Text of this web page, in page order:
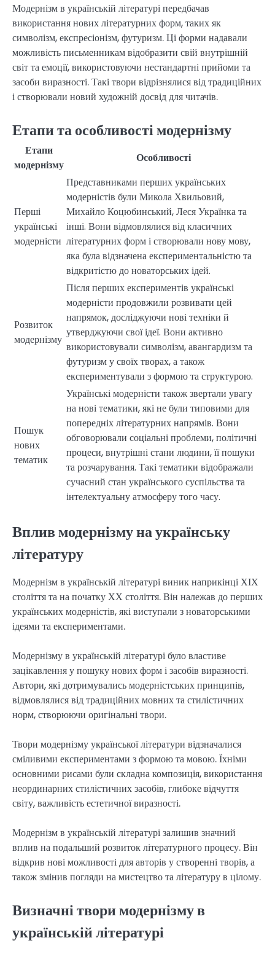
Модернізм в українській літературі передбачав
використання нових літературних форм, таких як
символізм, експресіонізм, футуризм. Ці форми надавали
можливість письменникам відобразити свій внутрішній
світ та емоції, використовуючи нестандартні прийоми та
засоби виразності. Такі твори відрізнялися від традиційних
і створювали новий художній досвід для читачів.
Етапи та особливості модернізму
Етапи
модернізму
Особливості
Перші
українські
модерністи
Представниками перших українських
модерністів були Микола Хвильовий,
Михайло Коцюбинський, Леся Українка та
інші. Вони відмовлялися від класичних
літературних форм і створювали нову мову,
яка була відзначена експериментальністю та
відкритістю до новаторських ідей.
Розвиток
модернізму
Після перших експериментів українські
модерністи продовжили розвивати цей
напрямок, досліджуючи нові техніки й
утверджуючи свої ідеї. Вони активно
використовували символізм, авангардизм та
футуризм у своїх творах, а також
експериментували з формою та структурою.
Пошук
нових
тематик
Українські модерністи також звертали увагу
на нові тематики, які не були типовими для
попередніх літературних напрямів. Вони
обговорювали соціальні проблеми, політичні
процеси, внутрішні стани людини, її пошуки
та розчарування. Такі тематики відображали
сучасний стан українського суспільства та
інтелектуальну атмосферу того часу.
Вплив модернізму на українську
літературу
Модернізм в українській літературі виник наприкінці ХІХ
століття та на початку ХХ століття. Він належав до перших
українських модерністів, які виступали з новаторськими
ідеями та експериментами.
Модернізму в українській літературі було властиве
зацікавлення у пошуку нових форм і засобів виразності.
Автори, які дотримувались модерністських принципів,
відмовлялися від традиційних мовних та стилістичних
норм, створюючи оригінальні твори.
Твори модернізму української літератури відзначалися
сміливими експериментами з формою та мовою. Їхніми
основними рисами були складна композиція, використання
неординарних стилістичних засобів, глибоке відчуття
світу, важливість естетичної виразності.
Модернізм в українській літературі залишив значний
вплив на подальший розвиток літературного процесу. Він
відкрив нові можливості для авторів у створенні творів, а
також змінив погляди на мистецтво та літературу в цілому.
Визначні твори модернізму в
українській літературі